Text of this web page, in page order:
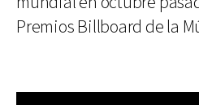
Premios Billboard de la